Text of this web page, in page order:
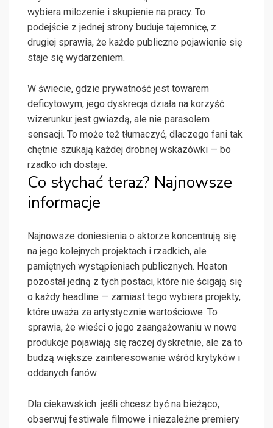
wybiera milczenie i skupienie na pracy. To
podejście z jednej strony buduje tajemnicę, z
drugiej sprawia, że każde publiczne pojawienie się
staje się wydarzeniem.
W świecie, gdzie prywatność jest towarem
deficytowym, jego dyskrecja działa na korzyść
wizerunku: jest gwiazdą, ale nie parasolem
sensacji. To może też tłumaczyć, dlaczego fani tak
chętnie szukają każdej drobnej wskazówki — bo
rzadko ich dostaje.
Co słychać teraz? Najnowsze
informacje
Najnowsze doniesienia o aktorze koncentrują się
na jego kolejnych projektach i rzadkich, ale
pamiętnych wystąpieniach publicznych. Heaton
pozostał jedną z tych postaci, które nie ścigają się
o każdy headline — zamiast tego wybiera projekty,
które uważa za artystycznie wartościowe. To
sprawia, że wieści o jego zaangażowaniu w nowe
produkcje pojawiają się raczej dyskretnie, ale za to
budzą większe zainteresowanie wśród krytyków i
oddanych fanów.
Dla ciekawskich: jeśli chcesz być na bieżąco,
obserwuj festiwale filmowe i niezależne premiery